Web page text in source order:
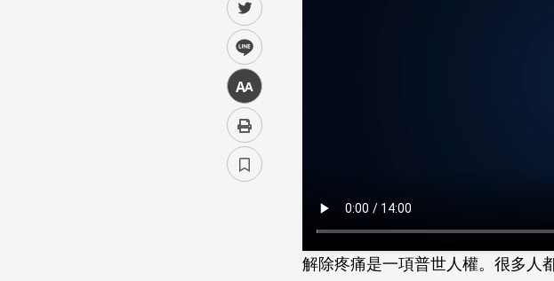
twitter
line
中
解除疼痛是一項普世人權。很多人